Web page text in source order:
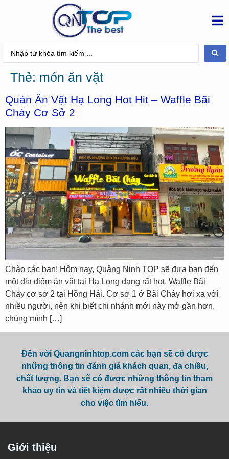
Thẻ: món ăn vặt
Quán Ăn Vặt Hạ Long Hot Hit – Waffle Bãi
Cháy Cơ Sở 2
Chào các bạn! Hôm nay, Quảng Ninh TOP sẽ đưa bạn đến
một địa điểm ăn vặt tại Hạ Long đang rất hot. Waffle Bãi
Cháy cơ sở 2 tại Hồng Hải. Cơ sở 1 ở Bãi Cháy hơi xa với
nhiều người, nên khi biết chi nhánh mới này mở gần hơn,
chúng mình […]
Đến với Quangninhtop.com các bạn sẽ có được
những thông tin đánh giá khách quan, đa chiều,
chất lượng. Bạn sẽ có được những thông tin tham
khảo uy tín và tiết kiệm được rất nhiều thời gian
cho việc tìm hiểu.
Giới thiệu